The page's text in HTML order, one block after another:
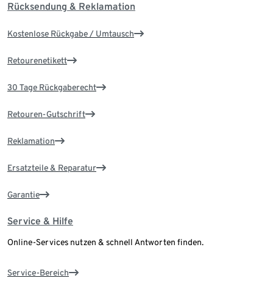
Rücksendung & Reklamation
Kostenlose Rückgabe / Umtausch
Retourenetikett
30 Tage Rückgaberecht
Retouren-Gutschrift
Reklamation
Ersatzteile & Reparatur
Garantie
Service & Hilfe
Online-Services nutzen & schnell Antworten finden.
Service-Bereich